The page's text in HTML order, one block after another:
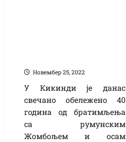
Новембер 25, 2022
У Кикинди је данас
свечано обележено 40
година од братимљења
са румунским
Жомбољем и осам